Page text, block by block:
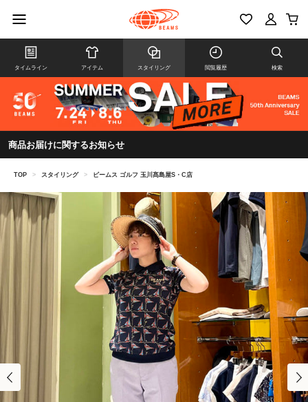
タイムライン アイテム スタイリング 閲覧履歴 検索
商品お届けに関するお知らせ
TOP > スタイリング > ビームス ゴルフ 玉川髙島屋S・C店